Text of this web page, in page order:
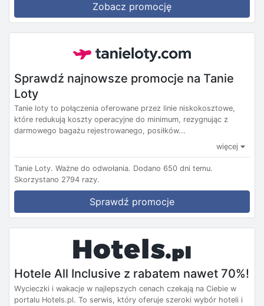
Zobacz promocję
Sprawdź najnowsze promocje na Tanie
Loty
Tanie loty to połączenia oferowane przez linie niskokosztowe,
które redukują koszty operacyjne do minimum, rezygnując z
darmowego bagażu rejestrowanego, posiłków...
więcej
Tanie Loty. Ważne do odwołania. Dodano 650 dni temu.
Skorzystano 2794 razy.
Sprawdź promocje
Hotele All Inclusive z rabatem nawet 70%!
Wycieczki i wakacje w najlepszych cenach czekają na Ciebie w
portalu Hotels.pl. To serwis, który oferuje szeroki wybór hoteli i